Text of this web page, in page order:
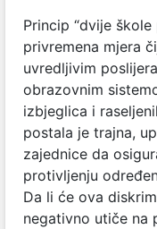
Princip “dvije
privremena mjera
uvredljivim
obrazovnim
izbjeglica i
postala je trajna,
zajednice da
protivljenju
Da li će ova
negativno utiče na